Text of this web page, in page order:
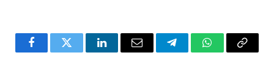
FacebookTwitter LinkedInEmail TelegramWhatsApp
Copy